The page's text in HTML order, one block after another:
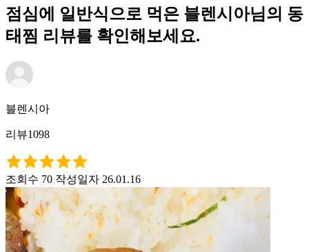
점심에 일반식으로 먹은 블렌시아님의 동
태찜 리뷰를 확인해보세요.
블렌시아
리뷰1098
조회수 70 작성일자 26.01.16